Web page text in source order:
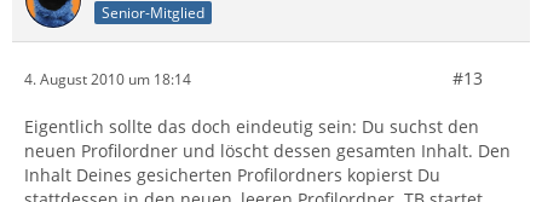
Senior-Mitglied
4. August 2010 um 18:14 #13
Eigentlich sollte das doch eindeutig sein: Du suchst den
neuen Profilordner und löscht dessen gesamten Inhalt. Den
Inhalt Deines gesicherten Profilordners kopierst Du